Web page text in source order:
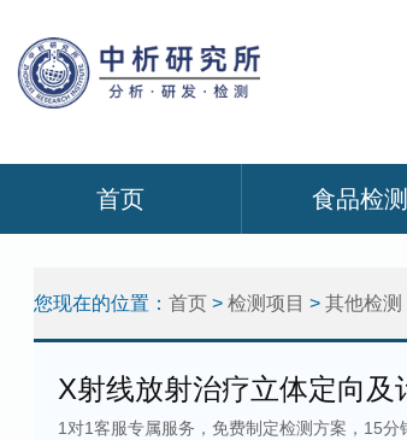
首页 食品检测
您现在的位置： 首页 > 检测项目 > 其他检测
X射线放射治疗立体定向及
1对1客服专属服务，免费制定检测方案，15分